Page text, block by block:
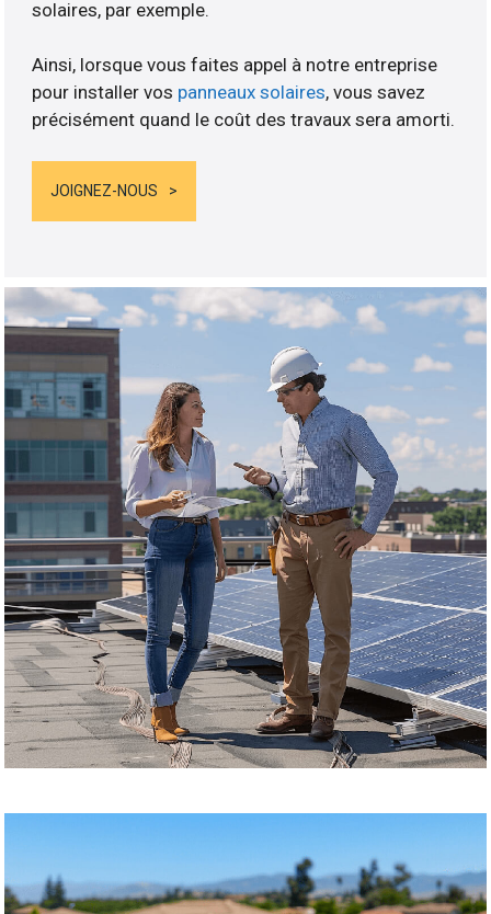
solaires, par exemple.
Ainsi, lorsque vous faites appel à notre entreprise
pour installer vos panneaux solaires, vous savez
précisément quand le coût des travaux sera amorti.
JOIGNEZ-NOUS